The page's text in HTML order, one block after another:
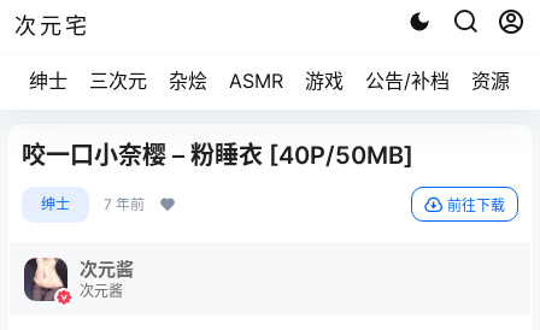
次元宅
绅士 三次元 杂烩 ASMR 游戏 公告/补档 资源求
咬一口小奈樱 – 粉睡衣 [40P/50MB]
绅士 7 年前 前往下载
次元酱
次元酱